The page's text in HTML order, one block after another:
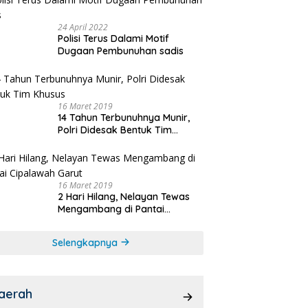
24 April 2022
Polisi Terus Dalami Motif
Dugaan Pembunuhan sadis
16 Maret 2019
14 Tahun Terbunuhnya Munir,
Polri Didesak Bentuk Tim
16 Maret 2019
2 Hari Hilang, Nelayan Tewas
Mengambang di Pantai
Selengkapnya